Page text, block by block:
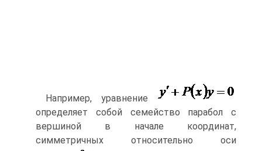
Например, уравнение
определяет собой семейство парабол с
вершиной в начале координат,
симметричных относительно оси